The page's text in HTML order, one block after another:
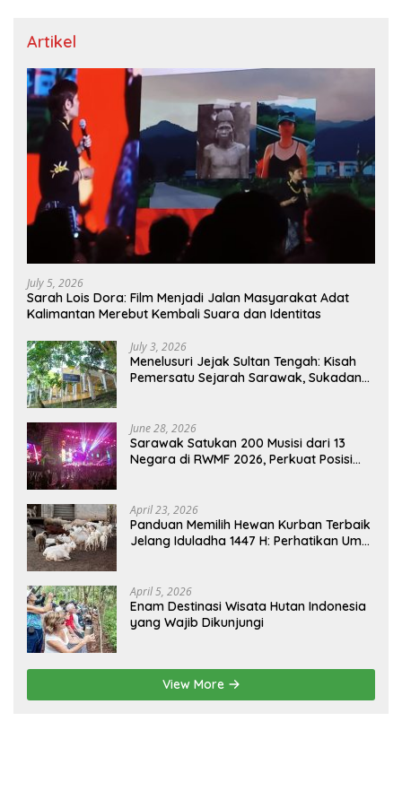
Artikel
July 5, 2026
Sarah Lois Dora: Film Menjadi Jalan Masyarakat Adat
Kalimantan Merebut Kembali Suara dan Identitas
July 3, 2026
Menelusuri Jejak Sultan Tengah: Kisah
Pemersatu Sejarah Sarawak, Sukadana,
June 28, 2026
Sarawak Satukan 200 Musisi dari 13
Negara di RWMF 2026, Perkuat Posisi
April 23, 2026
Panduan Memilih Hewan Kurban Terbaik
Jelang Iduladha 1447 H: Perhatikan Umur
April 5, 2026
Enam Destinasi Wisata Hutan Indonesia
yang Wajib Dikunjungi
View More